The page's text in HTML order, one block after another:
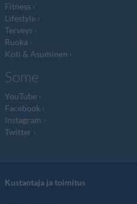
Fitness
Lifestyle
Terveys
Ruoka
Koti & Asuminen
Some
YouTube
Facebook
Instagram
Twitter
Kustantaja ja toimitus